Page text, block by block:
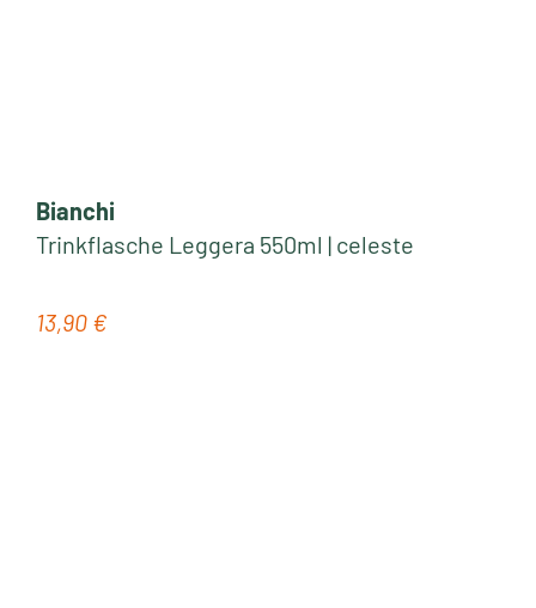
Bianchi
Trinkflasche Leggera 550ml | celeste
Regulärer Preis:
13,90 €